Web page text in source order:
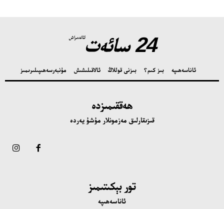
24 سائەت ئالدىراش
ئاناسەھىپە بىز كىم؟ بىزنى قوللاڭ ئالاقىلىشىش مۇنبەرسەھىپىلىرىمىز
ھەققىمىزدە
قىزىقارلىق مەزمونلار مۇشۇ يەردە
تور بېكىتىمىز
ئاناسەھىپە